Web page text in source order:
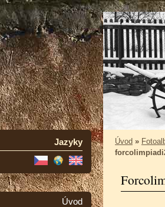
Jazyky
Úvod
Úvod »